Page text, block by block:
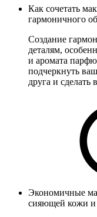
Как сочетать
гармоничного
Создание
деталям,
и аромата
подчеркнуть
друга и сделать
Экономичные
сияющей кожи и